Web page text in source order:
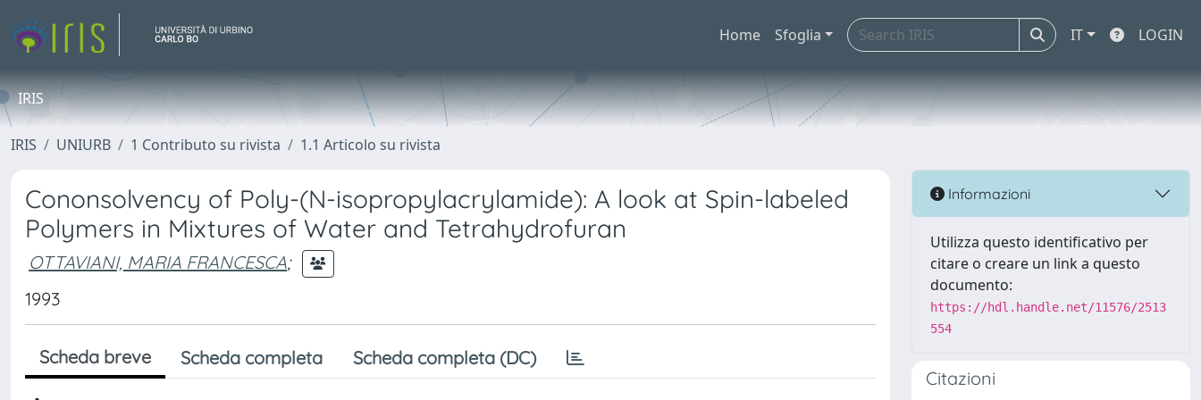
Home Sfoglia IT LOGIN
IRIS
IRIS UNIURB 1 Contributo su rivista 1.1 Articolo su rivista
Cononsolvency of Poly-(N-isopropylacrylamide): A look at Spin-labeled
Polymers in Mixtures of Water and Tetrahydrofuran
OTTAVIANI, MARIA FRANCESCA;
1993
Scheda breve Scheda completa Scheda completa (DC)
Informazioni
Utilizza questo identificativo per
citare o creare un link a questo
documento:
https://hdl.handle.net/11576/2513
554
Citazioni